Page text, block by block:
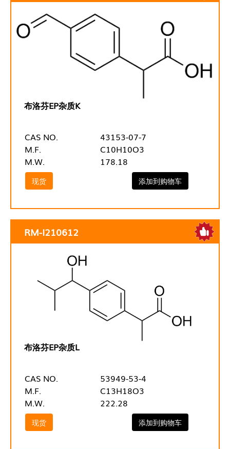
布洛芬EP杂质K
CAS NO.
43153-07-7
M.F.
C10H10O3
M.W.
178.18
现货 添加到购物车
RM-I210612
布洛芬EP杂质L
CAS NO.
53949-53-4
M.F.
C13H18O3
M.W.
222.28
现货 添加到购物车